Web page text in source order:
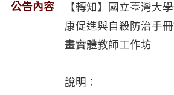
公告內容
【轉知】國立臺灣大
康促進與自殺防治手
畫實體教師工作坊
說明：